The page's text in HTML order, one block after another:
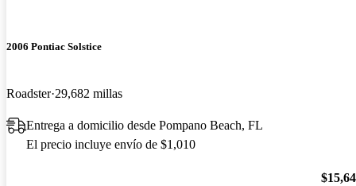
2006 Pontiac Solstice
Roadster 29,682 millas
Entrega a domicilio desde Pompano Beach, FL
El precio incluye envío de $1,010